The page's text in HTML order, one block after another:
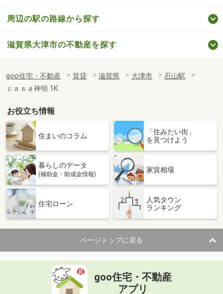
周辺の駅の路線から探す
滋賀県大津市の不動産を探す
goo住宅・不動産 賃貸 滋賀県 大津市
石山駅
ｃａｓａ神領 1K
お役立ち情報
住まいのコラム
「住みたい街」
を見つけよう
暮らしのデータ
(補助金・助成金情報)
家賃相場
住宅ローン
人気タウン
ランキング
ページトップに戻る
goo住宅・不動産
アプリ